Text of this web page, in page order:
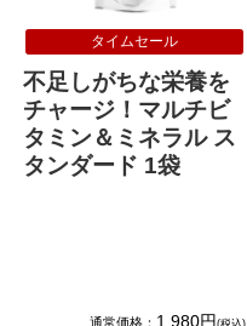
タイムセール
不足しがちな栄養を
チャージ！マルチビ
タミン＆ミネラル ス
タンダード 1袋
通常価格： 1,980円